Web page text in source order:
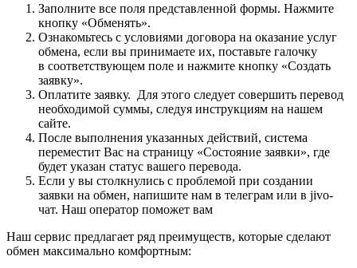
Заполните все поля представленной формы. Нажмите
кнопку «Обменять».
Ознакомьтесь с условиями договора на оказание услуг
обмена, если вы принимаете их, поставьте галочку
в соответствующем поле и нажмите кнопку «Создать
заявку».
Оплатите заявку. Для этого следует совершить перевод
необходимой суммы, следуя инструкциям на нашем
сайте.
После выполнения указанных действий, система
переместит Вас на страницу «Состояние заявки», где
будет указан статус вашего перевода.
Если у вы столкнулись с проблемой при создании
заявки на обмен, напишите нам в телеграм или в jivo-
чат. Наш оператор поможет вам
Наш сервис предлагает ряд преимуществ, которые сделают
обмен максимально комфортным: